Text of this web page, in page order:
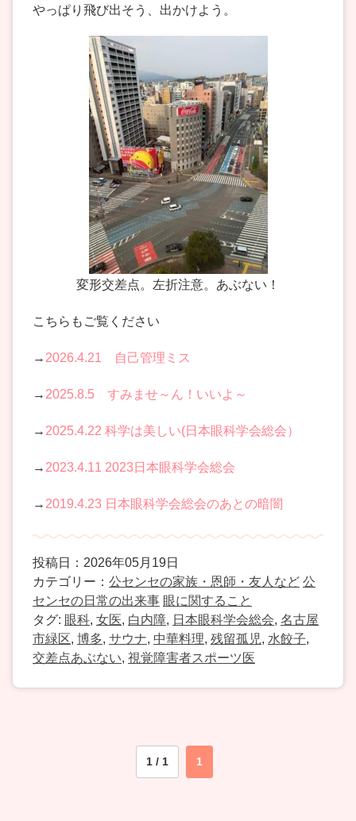
やっぱり飛び出そう、出かけよう。
変形交差点。左折注意。あぶない！
こちらもご覧ください
→ 2026.4.21 自己管理ミス
→ 2025.8.5 すみませ～ん！いいよ～
→ 2025.4.22 科学は美しい(日本眼科学会総会）
→ 2023.4.11 2023日本眼科学会総会
→ 2019.4.23 日本眼科学会総会のあとの暗闇
投稿日：2026年05月19日
カテゴリー： 公センセの家族・恩師・友人など 公
センセの日常の出来事 眼に関すること
タグ: 眼科, 女医, 白内障, 日本眼科学会総会, 名古屋
市緑区, 博多, サウナ, 中華料理, 残留孤児, 水餃子,
交差点あぶない, 視覚障害者スポーツ医
1 / 1 1